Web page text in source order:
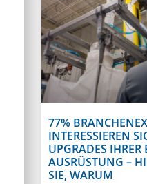
77%
INTERESSIEREN
UPGRADES
AUSRÜSTUNG –
SIE, WARUM